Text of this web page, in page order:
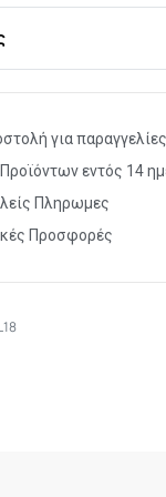
for windage
strong locking in
για
εντός 14
Πληρωμες
Προσφορές